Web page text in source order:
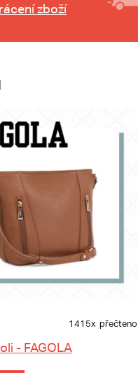
zboží
1415x přečteno
- FAGOLA